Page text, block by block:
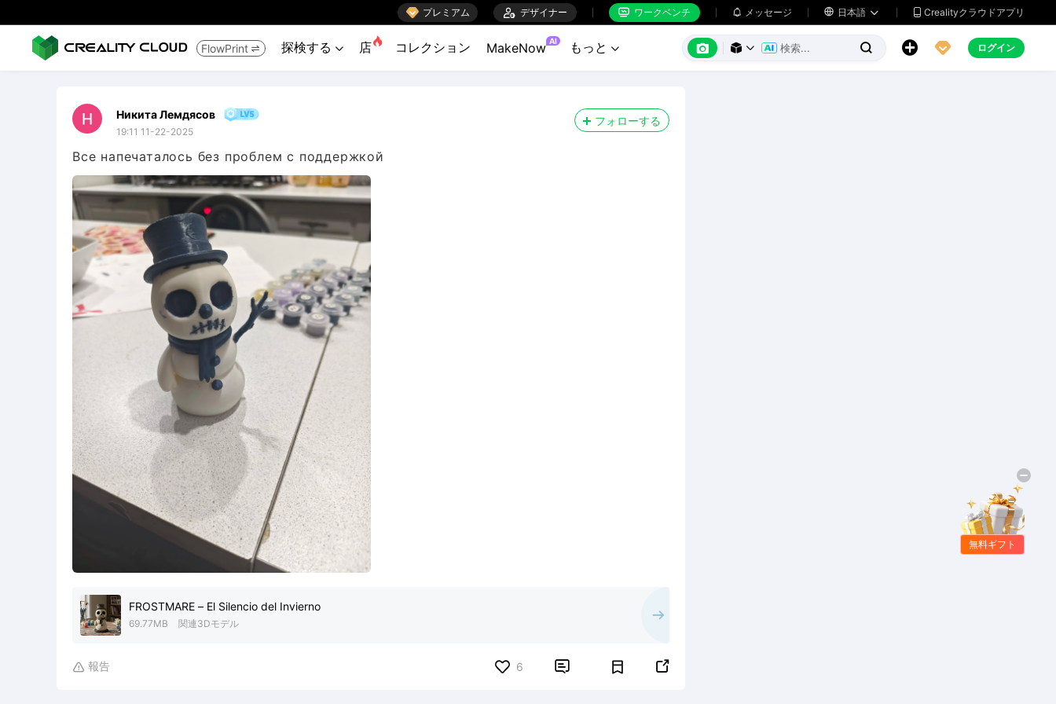
 プレミアム  デザイナー  ワークベンチ  メッセージ  日本語   Crealityクラウドアプリ
FlowPrint  探検する  店 コレクション MakeNow AI もっと        ログイン
Никита Лемдясов
19:11 11-22-2025
フォローする
Все напечаталось без проблем с поддержкой
FROSTMARE – El Silencio del Invierno
69.77MB 関連3Dモデル
 報告 6  
無料ギフト